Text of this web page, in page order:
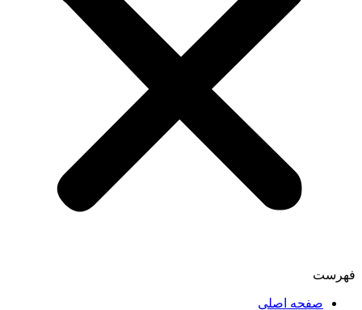
فهرست
صفحه اصلی